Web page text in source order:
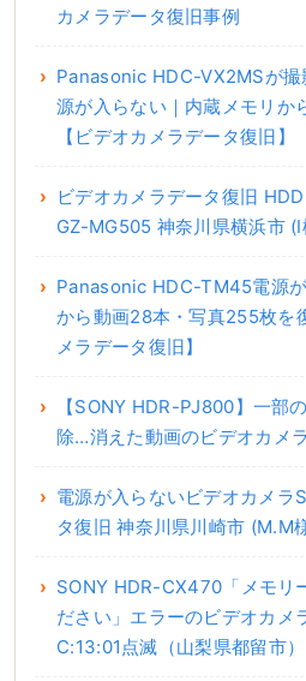
カメラデータ復旧事例
Panasonic HDC-VX2MSが撮
源が入らない｜内蔵メモリか
【ビデオカメラデータ復旧】
ビデオカメラデータ復旧
GZ-MG505 神奈川県横浜市 (I
Panasonic HDC-TM45電源
から動画28本・写真255枚を
メラデータ復旧】
【SONY HDR-PJ800】一部
除…消えた動画のビデオカメ
電源が入らないビデオカメラ
タ復旧 神奈川県川崎市 (M.M
SONY HDR-CX470「メモリ
ださい」エラーのビデオカメ
C:13:01点滅（山梨県都留市）